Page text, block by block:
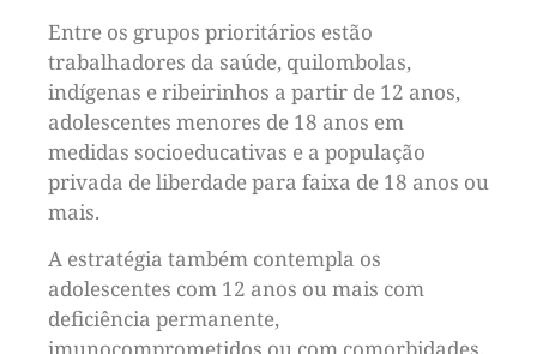
Entre os grupos prioritários estão
trabalhadores da saúde, quilombolas,
indígenas e ribeirinhos a partir de 12 anos,
adolescentes menores de 18 anos em
medidas socioeducativas e a população
privada de liberdade para faixa de 18 anos ou
mais.
A estratégia também contempla os
adolescentes com 12 anos ou mais com
deficiência permanente,